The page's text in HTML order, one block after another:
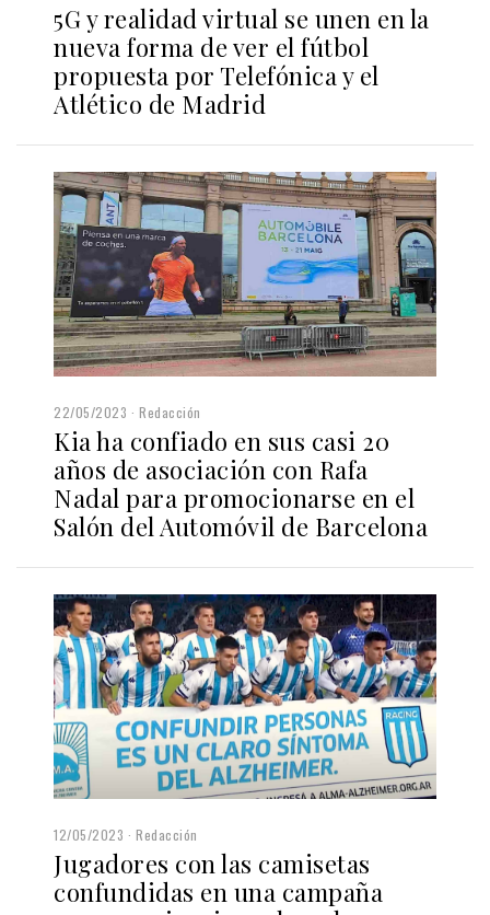
5G y realidad virtual se unen en la
nueva forma de ver el fútbol
propuesta por Telefónica y el
Atlético de Madrid
22/05/2023 Redacción
Kia ha confiado en sus casi 20
años de asociación con Rafa
Nadal para promocionarse en el
Salón del Automóvil de Barcelona
12/05/2023 Redacción
Jugadores con las camisetas
confundidas en una campaña